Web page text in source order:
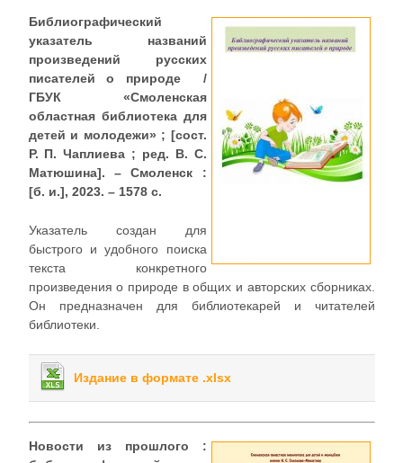
Библиографический
указатель названий
произведений русских
писателей о природе /
ГБУК «Смоленская
областная библиотека для
детей и молодежи» ; [сост.
Р. П. Чаплиева ; ред. В. С.
Матюшина]. – Смоленск :
[б. и.], 2023. – 1578 с.
Указатель создан для
быстрого и удобного поиска
текста конкретного
произведения о природе в общих и авторских сборниках.
Он предназначен для библиотекарей и читателей
библиотеки.
Издание в формате .xlsx
Новости из прошлого :